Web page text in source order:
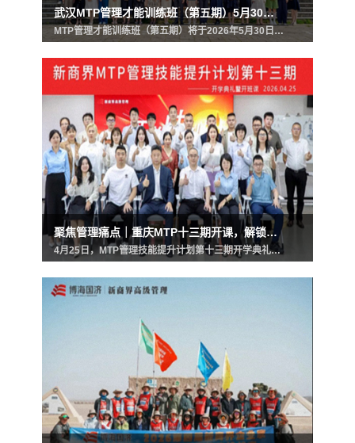
武汉MTP管理才能训练班（第五期）5月30日举行开学典礼
MTP管理才能训练班（第五期）将于2026年5月30日在武汉大学举办开学典礼，欢迎企业派管理团队来学习，助力企业打造精干核心管理团队，给管理者提供丰富的工具和指导方法，帮助管理者提高工作效率，提升管理者能力和素养。 MTP管理才能训练班（第五期）5月30日举行开学典礼…
聚焦管理痛点｜重庆MTP十三期开课，解锁中层管理者进阶密码
4月25日，MTP管理技能提升计划第十三期开学典礼暨开班课圆满启幕！为期两天（4月25日- 26日）的核心课程《变速领导力：有效领导行为纵向分解》由管理学博士、实战派管理讲师韩超老师主讲。聚焦管理核心痛点，拆解领导行为底层逻辑，以系统化、实战化的管理知识，为企业中…